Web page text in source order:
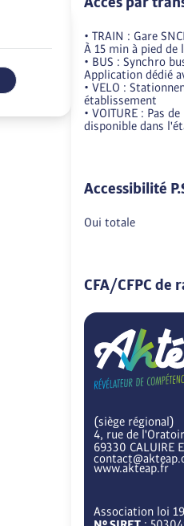
• TRAIN : Gare
À 15 min à pied de
• BUS : Synchro
Application dédié
• VELO :
établissement
• VOITURE : Pas
disponible dans
Accessibilité
Oui totale
CFA/CFPC de
(siège régional)
4, rue de
69330 CALUIRE
www.akteap.fr
Association loi